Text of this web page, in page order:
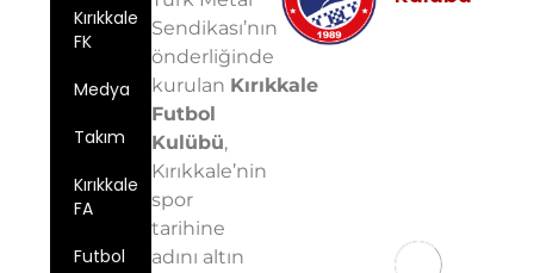
Sendikası’nın
önderliğinde
kurulan Kırıkkale
Futbol
Kulübü,
Kırıkkale’nin
spor
tarihine
adını altın
Kırıkkale
FK
Medya
Takım
Kırıkkale
FA
Futbol